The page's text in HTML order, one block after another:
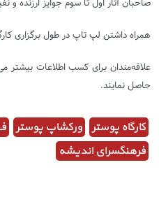
صاحبان آثار اول تا سوم جوایز ارزنده
همراه داشتن لپ تاپ در طول برگزاری
حاصل نمایند.
کارگاه پوستر ورکشاپ پوستر
فرهنگسرای اندیشه